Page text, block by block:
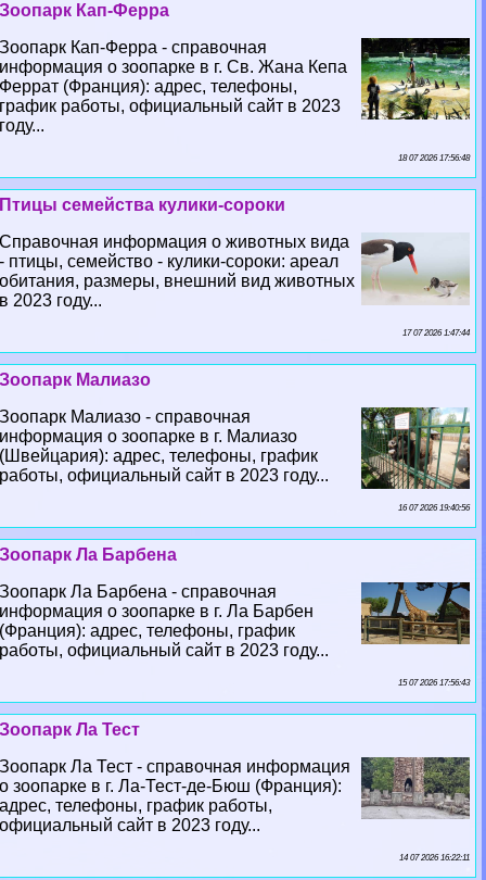
Зоопарк Кап-Ферра
Зоопарк Кап-Ферра - справочная
информация о зоопарке в г. Св. Жана Кепа
Феррат (Франция): адрес, телефоны,
график работы, официальный сайт в 2023
году...
18 07 2026 17:56:48
Птицы семейства кулики-сороки
Справочная информация о животных вида
- птицы, семейство - кулики-сороки: ареал
обитания, размеры, внешний вид животных
в 2023 году...
17 07 2026 1:47:44
Зоопарк Малиазо
Зоопарк Малиазо - справочная
информация о зоопарке в г. Малиазо
(Швейцария): адрес, телефоны, график
работы, официальный сайт в 2023 году...
16 07 2026 19:40:56
Зоопарк Ла Барбена
Зоопарк Ла Барбена - справочная
информация о зоопарке в г. Ла Барбен
(Франция): адрес, телефоны, график
работы, официальный сайт в 2023 году...
15 07 2026 17:56:43
Зоопарк Ла Тест
Зоопарк Ла Тест - справочная информация
о зоопарке в г. Ла-Тест-де-Бюш (Франция):
адрес, телефоны, график работы,
официальный сайт в 2023 году...
14 07 2026 16:22:11